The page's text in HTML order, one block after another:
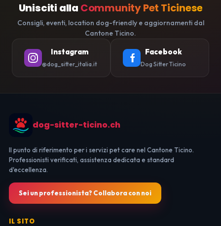
Unisciti alla Community Pet Ticinese
Consigli, eventi, location dog-friendly e aggiornamenti dal
Cantone Ticino.
Instagram
@dog_sitter_italia.it
Facebook
Dog Sitter Ticino
dog-sitter-ticino.ch
Il punto di riferimento per i servizi pet care nel Cantone Ticino.
Professionisti verificati, assistenza dedicata e standard
d'eccellenza.
Sei un professionista? Collabora con noi
IL SITO